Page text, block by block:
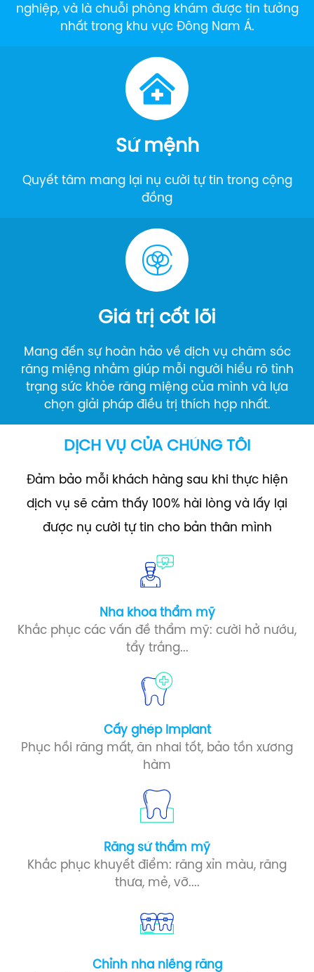
nghiệp, và là chuỗi phòng khám được tin tưởng
nhất trong khu vực Đông Nam Á.
Sứ mệnh
Quyết tâm mang lại nụ cười tự tin trong cộng
đồng
Giá trị cốt lõi
Mang đến sự hoàn hảo về dịch vụ chăm sóc
răng miệng nhằm giúp mỗi người hiểu rõ tình
trạng sức khỏe răng miệng của mình và lựa
chọn giải pháp điều trị thích hợp nhất.
DỊCH VỤ CỦA CHÚNG TÔI
Đảm bảo mỗi khách hàng sau khi thực hiện
dịch vụ sẽ cảm thấy 100% hài lòng và lấy lại
được nụ cười tự tin cho bản thân mình
Nha khoa thẩm mỹ
Khắc phục các vấn đề thẩm mỹ: cười hở nướu,
tẩy trắng...
Cấy ghép Implant​
Phục hồi răng mất, ăn nhai tốt, bảo tồn xương
hàm
Răng sứ​ thẩm mỹ
Khắc phục khuyết điểm: răng xỉn màu, răng
thưa, mẻ, vỡ....
Chỉnh nha niềng răng